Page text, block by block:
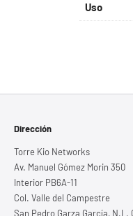
Uso
Dirección
Torre Kio Networks
Av. Manuel Gómez Morin 350
Interior PB6A-11
Col. Valle del Campestre
San Pedro Garza García, N.L.